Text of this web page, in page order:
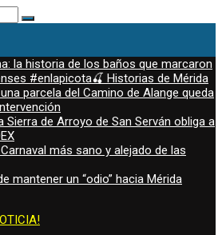
la historia de los baños que marcaron
#enlapicota🍒 Historias de Mérida
parcela del Camino de Alange queda
Sierra de Arroyo de San Serván obliga a
más sano y alejado de las
mantener un “odio” hacia Mérida